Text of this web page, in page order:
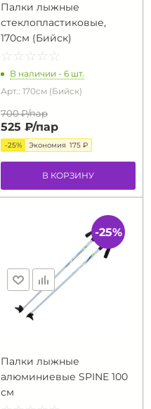
Палки лыжные
стеклопластиковые,
170см (Бийск)
☆ ☆ ☆ ☆ ☆
★ ★ ★ ★ ★
В наличии - 6 шт.
Арт.: 170см (Бийск)
700 ₽/пар
525 ₽/пар
-25% Экономия 175 ₽
В КОРЗИНУ
Палки лыжные
алюминиевые SPINE 100
см
-25%